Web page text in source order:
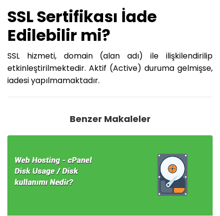
SSL Sertifikası İade
Edilebilir mi?
SSL hizmeti, domain (alan adı) ile ilişkilendirilip
etkinleştirilmektedir. Aktif (Active) duruma gelmişse,
iadesi yapılmamaktadır.
Benzer Makaleler